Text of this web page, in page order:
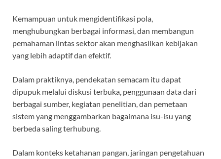
Kemampuan untuk mengidentifikasi pola,
menghubungkan berbagai informasi, dan membangun
pemahaman lintas sektor akan menghasilkan kebijakan
yang lebih adaptif dan efektif.
Dalam praktiknya, pendekatan semacam itu dapat
dipupuk melalui diskusi terbuka, penggunaan data dari
berbagai sumber, kegiatan penelitian, dan pemetaan
sistem yang menggambarkan bagaimana isu-isu yang
berbeda saling terhubung.
Dalam konteks ketahanan pangan, jaringan pengetahuan